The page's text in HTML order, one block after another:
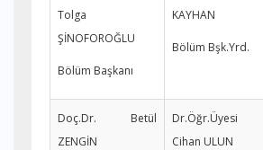
Tolga
ŞİNOFOROĞLU
Bölüm Başkanı
KAYHAN
Bölüm Bşk.Yrd.
Doç.Dr. Betül
ZENGİN
Dr.Öğr.Üyesi
Cihan ULUN